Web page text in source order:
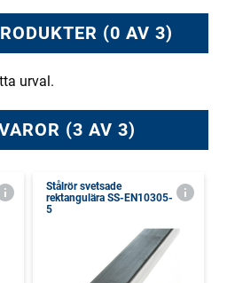
(0 AV 3)
urval.
(3 AV 3)
Stålrör svetsade
rektangulära SS-EN10305-
5